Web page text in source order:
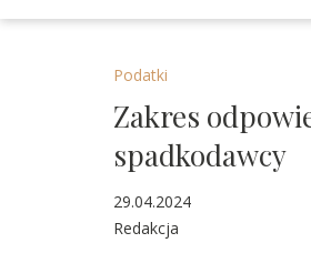
Podatki
Zakres
spadkodawcy
29.04.2024
Redakcja